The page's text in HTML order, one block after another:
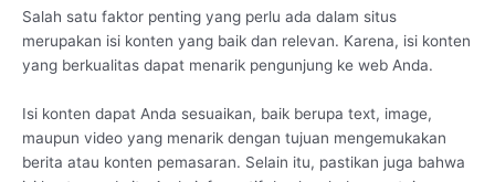
Salah satu faktor penting yang perlu ada dalam situs
merupakan isi konten yang baik dan relevan. Karena, isi konten
yang berkualitas dapat menarik pengunjung ke web Anda.
Isi konten dapat Anda sesuaikan, baik berupa text, image,
maupun video yang menarik dengan tujuan mengemukakan
berita atau konten pemasaran. Selain itu, pastikan juga bahwa